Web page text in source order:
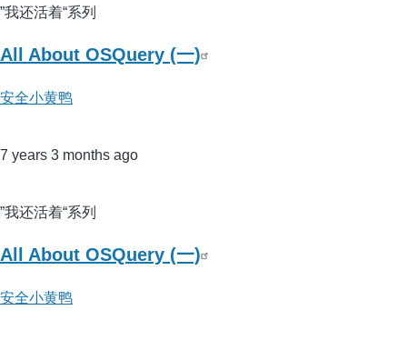
”我还活着“系列
All About OSQuery (一)
安全小黄鸭
7 years 3 months ago
”我还活着“系列
All About OSQuery (一)
安全小黄鸭